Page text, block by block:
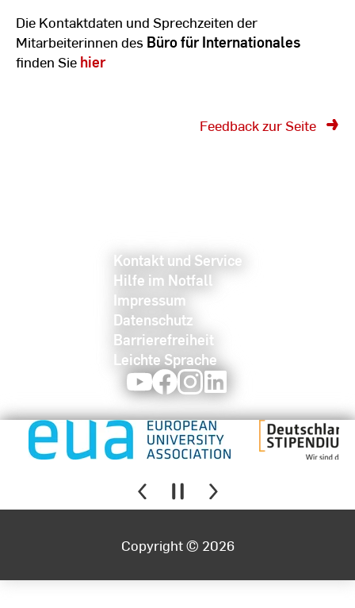
Die Kontaktdaten und Sprechzeiten der
Mitarbeiterinnen des Büro für Internationales
finden Sie hier
Feedback zur Seite
Kontakt und Service
Hilfe im Notfall
Impressum
Datenschutz
Barrierefreiheit
Leichte Sprache
YoutubeFacebookInstagram
Copyright © 2026